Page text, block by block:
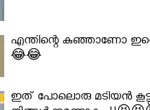
എന്തിന്റെ കുഞ്ഞാണോ
😂😂
ഇത് പോലൊരു മടിയൻ